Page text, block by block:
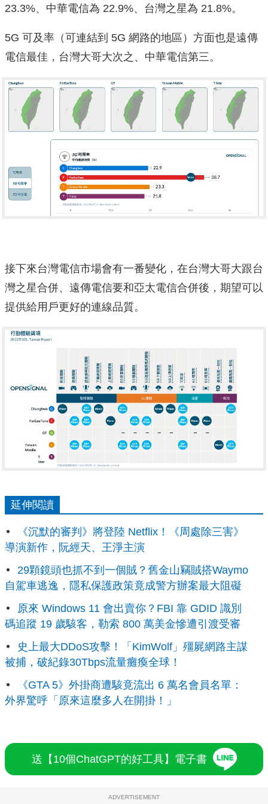
23.3%、中華電信為 22.9%、台灣之星為 21.8%。
5G 可及率（可連結到 5G 網路的地區）方面也是遠傳
電信最佳，台灣大哥大次之、中華電信第三。
接下來台灣電信市場會有一番變化，在台灣大哥大跟台
灣之星合併、遠傳電信要和亞太電信合併後，期望可以
提供給用戶更好的連線品質。
延伸閱讀
《沉默的審判》將登陸 Netflix！《周處除三害》
導演新作，阮經天、王淨主演
29顆鏡頭也抓不到一個賊？舊金山竊賊搭Waymo
自駕車逃逸，隱私保護政策竟成警方辦案最大阻礙
原來 Windows 11 會出賣你？FBI 靠 GDID 識別
碼追蹤 19 歲駭客，勒索 800 萬美金慘遭引渡受審
史上最大DDoS攻擊！「KimWolf」殭屍網路主謀
被捕，破紀錄30Tbps流量癱瘓全球！
《GTA 5》外掛商遭駭竟流出 6 萬名會員名單：
外界驚呼「原來這麼多人在開掛！」
送【10個ChatGPT的好工具】電子書
ADVERTISEMENT